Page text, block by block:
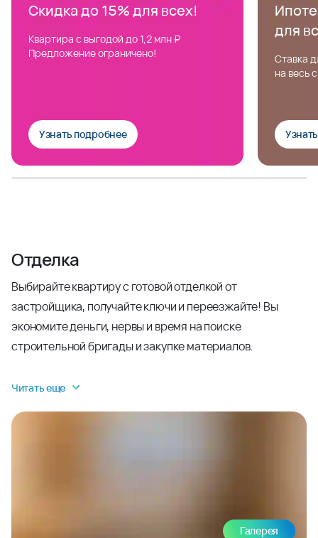
Скидка до 15% для всех!
Квартира с выгодой до 1,2 млн ₽
Предложение ограничено!
Узнать подробнее
для
Ставка
на весь
Отделка
Выбирайте квартиру с готовой отделкой от
застройщика, получайте ключи и переезжайте! Вы
экономите деньги, нервы и время на поиске
строительной бригады и закупке материалов.
Читать еще
Галерея